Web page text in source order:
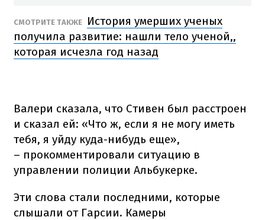
СМОТРИТЕ ТАКЖЕ
История умерших ученых
получила развитие: нашли тело ученой,,
которая исчезла год назад
Валери сказала, что Стивен был расстроен
и сказал ей: «Что ж, если я не могу иметь
тебя, я уйду куда-нибудь еще»,
– прокомментировали ситуацию в
управлении полиции Альбукерке.
Эти слова стали последними, которые
слышали от Гарсии. Камеры